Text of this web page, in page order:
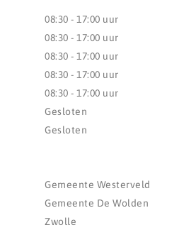
08:30 - 17:00 uur
08:30 - 17:00 uur
08:30 - 17:00 uur
08:30 - 17:00 uur
08:30 - 17:00 uur
Gesloten
Gesloten
Gemeente Westerveld
Gemeente De Wolden
Zwolle